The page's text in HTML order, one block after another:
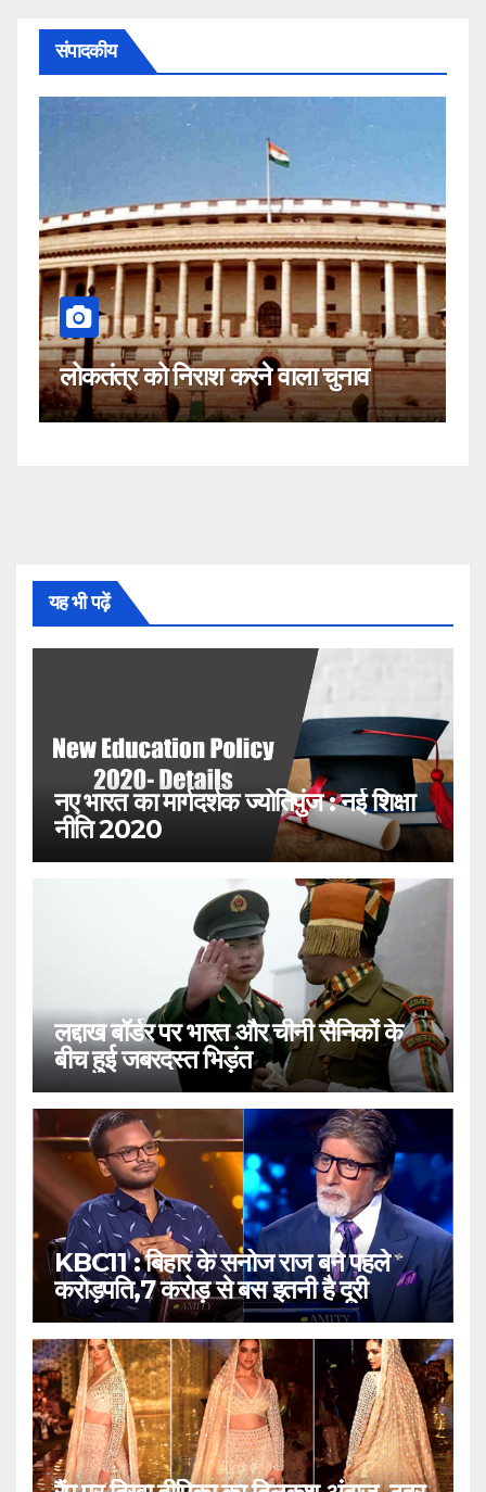
संपादकीय
लोकतंत्र को निराश करने वाला चुनाव
यह भी पढ़ें
नए भारत का मार्गदर्शक ज्योतिपुंज : नई शिक्षा
नीति 2020
लद्दाख बॉर्डर पर भारत और चीनी सैनिकों के
बीच हुई जबरदस्त भिड़ंत
KBC11 : बिहार के सनोज राज बने पहले
करोड़पति,7 करोड़ से बस इतनी है दूरी